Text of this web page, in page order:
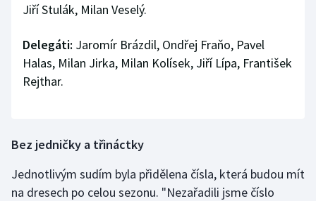
Jiří Stulák, Milan Veselý.
Delegáti: Jaromír Brázdil, Ondřej Fraňo, Pavel
Halas, Milan Jirka, Milan Kolísek, Jiří Lípa, František
Rejthar.
Bez jedničky a třináctky
Jednotlivým sudím byla přidělena čísla, která budou mít
na dresech po celou sezonu. "Nezařadili jsme číslo